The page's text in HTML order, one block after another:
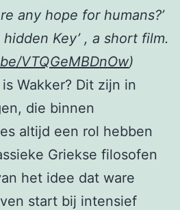
any hope for humans?’
Key’ , a short film.
VTQGeMBDnOw)
Wakker? Dit zijn in
die binnen
altijd een rol hebben
Griekse filosofen
het idee dat ware
start bij intensief